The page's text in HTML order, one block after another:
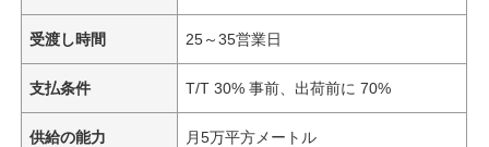
受渡し時間 25～35営業日
支払条件 T/T 30% 事前、出荷前に 70%
供給の能力 月5万平方メートル